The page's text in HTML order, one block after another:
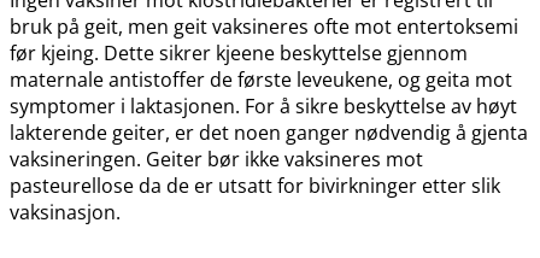
bruk på geit, men geit vaksineres ofte mot entertoksemi
før kjeing. Dette sikrer kjeene beskyttelse gjennom
maternale antistoffer de første leveukene, og geita mot
symptomer i laktasjonen. For å sikre beskyttelse av høyt
lakterende geiter, er det noen ganger nødvendig å gjenta
vaksineringen. Geiter bør ikke vaksineres mot
pasteurellose da de er utsatt for bivirkninger etter slik
vaksinasjon.